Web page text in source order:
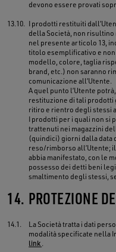
devono essere provati
13.10. I prodotti restituiti
della Società, non
nel presente articolo 13,
titolo esemplificativo e
modello, colore, taglia
brand, etc.) non saranno
comunicazione all’Utente.
A quel punto l’Utente
restituzione di tali prodotti
ritiro e rientro degli stessi
I prodotti per i quali non si
trattenuti nei magazzini
(quindici) giorni dalla data
reso/rimborso all’Utente;
abbia manifestato, con le
possesso dei detti beni
smaltimento degli stessi,
14. PROTEZIONE
14.1.
La Società tratta i dati
modalità specificate nella
link .